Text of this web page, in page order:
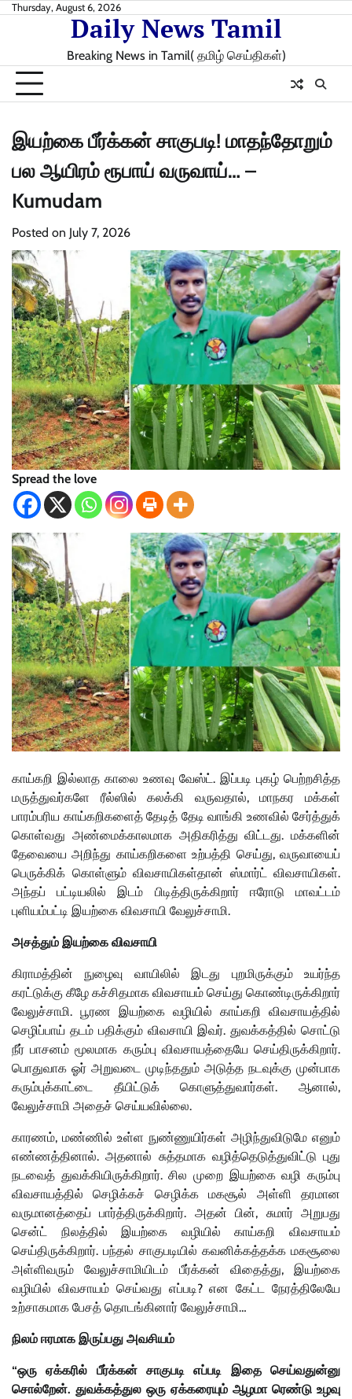
SkipThursday, August 6, 2026
Daily News Tamil
Breaking News in Tamil( தமிழ் செய்திகள்)
இயற்கை பீர்க்கன் சாகுபடி! மாதந்தோறும்
பல ஆயிரம் ரூபாய் வருவாய்… –
Kumudam
Posted on July 7, 2026
Spread the love
காய்கறி இல்லாத காலை உணவு வேஸ்ட். இப்படி புகழ் பெற்றசித்த
மருத்துவர்களே ரீல்ஸில் கலக்கி வருவதால், மாநகர மக்கள்
பாரம்பரிய காய்கறிகளைத் தேடித் தேடி வாங்கி உணவில் சேர்த்துக்
கொள்வது அண்மைக்காலமாக அதிகரித்து விட்டது. மக்களின்
தேவையை அறிந்து காய்கறிகளை உற்பத்தி செய்து, வருவாயைப்
பெருக்கிக் கொள்ளும் விவசாயிகள்தான் ஸ்மார்ட் விவசாயிகள்.
அந்தப் பட்டியலில் இடம் பிடித்திருக்கிறார் ஈரோடு மாவட்டம்
புளியம்பட்டி இயற்கை விவசாயி வேலுச்சாமி.
அசத்தும் இயற்கை விவசாயி
கிராமத்தின் நுழைவு வாயிலில் இடது புறமிருக்கும் உயர்ந்த
கரட்டுக்கு கீழே கச்சிதமாக விவசாயம் செய்து கொண்டிருக்கிறார்
வேலுச்சாமி. பூரண இயற்கை வழியில் காய்கறி விவசாயத்தில்
செழிப்பாய் தடம் பதிக்கும் விவசாயி இவர். துவக்கத்தில் சொட்டு
நீர் பாசனம் மூலமாக கரும்பு விவசாயத்தையே செய்திருக்கிறார்.
பொதுவாக ஓர் அறுவடை முடிந்ததும் அடுத்த நடவுக்கு முன்பாக
கரும்புக்காட்டை தீயிட்டுக் கொளுத்துவார்கள். ஆனால்,
வேலுச்சாமி அதைச் செய்யவில்லை.
காரணம், மண்ணில் உள்ள நுண்ணுயிர்கள் அழிந்துவிடுமே எனும்
எண்ணத்தினால். அதனால் சுத்தமாக வழித்தெடுத்துவிட்டு புது
நடவைத் துவக்கியிருக்கிறார். சில முறை இயற்கை வழி கரும்பு
விவசாயத்தில் செழிக்கச் செழிக்க மகசூல் அள்ளி தரமான
வருமானத்தைப் பார்த்திருக்கிறார். அதன் பின், சுமார் அறுபது
சென்ட் நிலத்தில் இயற்கை வழியில் காய்கறி விவசாயம்
செய்திருக்கிறார். பந்தல் சாகுபடியில் கவனிக்கத்தக்க மகசூலை
அள்ளிவரும் வேலுச்சாமியிடம் பீர்க்கன் விதைத்து, இயற்கை
வழியில் விவசாயம் செய்வது எப்படி? என கேட்ட நேரத்திலேயே
உற்சாகமாக பேசத் தொடங்கினார் வேலுச்சாமி…
நிலம் ஈரமாக இருப்பது அவசியம்
“ஒரு ஏக்கரில் பீர்க்கன் சாகுபடி எப்படி இதை செய்வதுன்னு
சொல்றேன். துவக்கத்துல ஒரு ஏக்கரையும் ஆழமா ரெண்டு உழவு